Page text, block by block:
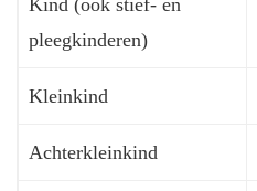
pleegkinderen)
Kleinkind
Achterkleinkind